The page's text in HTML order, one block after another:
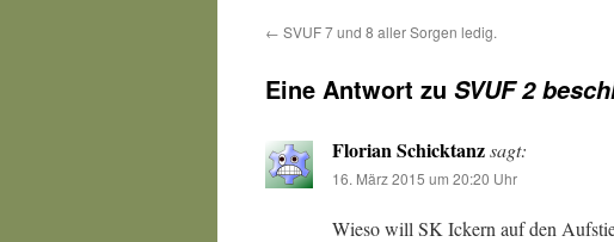
← SVUF 7 und 8 aller Sorgen ledig.
Eine Antwort zu SVUF 2
Florian Schicktanzsagt:
16. März 2015 um 20:20 Uhr
Wieso will SK Ickern auf den